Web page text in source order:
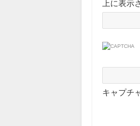
上に表示
キャプチ